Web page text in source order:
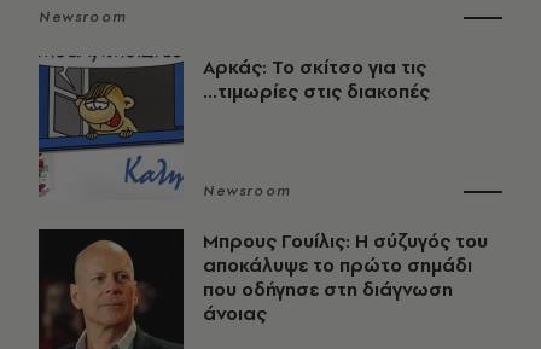
Newsroom
Αρκάς: Το σκίτσο για τις
...τιμωρίες στις διακοπές
Newsroom
Μπρους Γουίλις: Η σύζυγός του
αποκάλυψε το πρώτο σημάδι
που οδήγησε στη διάγνωση
άνοιας